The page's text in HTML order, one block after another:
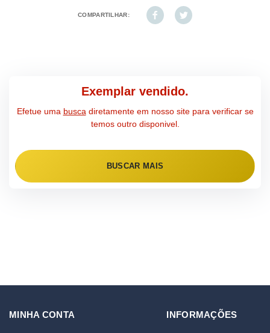
COMPARTILHAR:
Exemplar vendido.
Efetue uma buscadiretamente em nosso site para verificar se
temos outro disponivel.
BUSCAR MAIS
MINHA CONTA INFORMAÇÕES